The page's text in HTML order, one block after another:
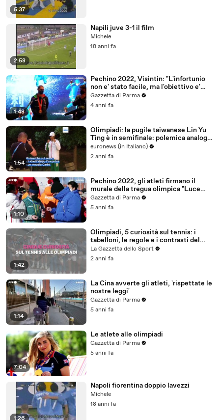
5:37
2:58
Napili juve 3-1 il film
Michele
18 anni fa
1:48
Pechino 2022, Visintin: "L'infortunio
non e' stato facile, ma l'obiettivo e'
raggiunto"
Gazzetta di Parma
4 anni fa
1:54
Olimpiadi: la pugile taiwanese Lin Yu
Ting è in semifinale: polemica analoga
al caso di Imane Khelif
euronews (in Italiano)
2 anni fa
1:10
Pechino 2022, gli atleti firmano il
murale della tregua olimpica "Luce
della pace"
Gazzetta di Parma
5 anni fa
1:42
Olimpiadi, 5 curiosità sul tennis: i
tabelloni, le regole e i contrasti del
passato
La Gazzetta dello Sport
2 anni fa
1:14
La Cina avverte gli atleti, 'rispettate le
nostre leggi'
Gazzetta di Parma
5 anni fa
7:04
Le atlete alle olimpiadi
Gazzetta di Parma
5 anni fa
Napoli fiorentina doppio lavezzi
Michele
18 anni fa